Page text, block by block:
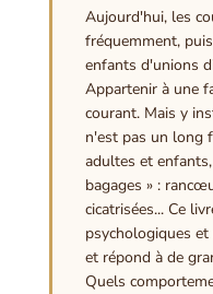
Aujourd'hui, les
fréquemment,
enfants d'unions
Appartenir à une
courant. Mais y
n'est pas un long
adultes et
bagages » :
cicatrisées... Ce
psychologiques
et répond à de
Quels